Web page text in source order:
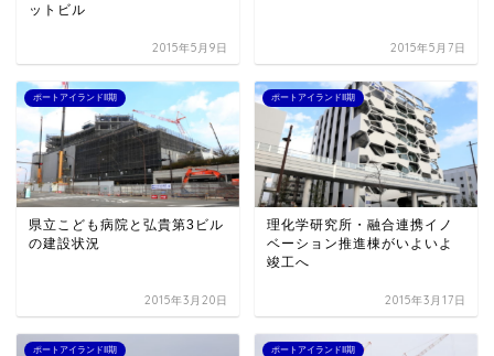
ットビル
2015年5月9日 2015年5月7日
ポートアイランドII期
県立こども病院と弘貴第3ビル
の建設状況
2015年3月20日
ポートアイランドII期
理化学研究所・融合連携イノ
ベーション推進棟がいよいよ
竣工へ
2015年3月17日
ポートアイランドII期 ポートアイランドII期